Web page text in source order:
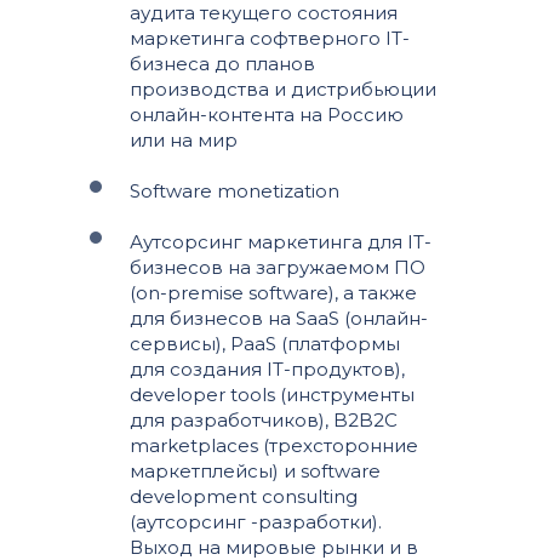
аудита текущего состояния
маркетинга софтверного IT-
бизнеса до планов
производства и дистрибьюции
онлайн-контента на Россию
или на мир
Software monetization
Аутсорсинг маркетинга для IT-
бизнесов на загружаемом ПО
(on-premise software), а также
для бизнесов на SaaS (онлайн-
сервисы), PaaS (платформы
для создания IT-продуктов),
developer tools (инструменты
для разработчиков), B2B2C
marketplaces (трехсторонние
маркетплейсы) и software
development consulting
(аутсорсинг -разработки).
Выход на мировые рынки и в